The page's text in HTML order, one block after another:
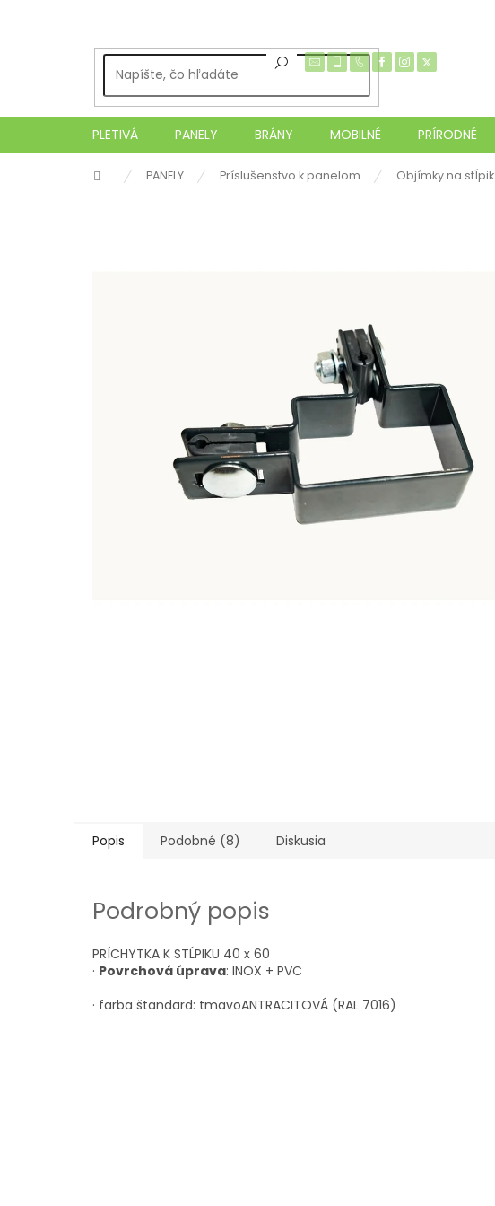
PLETIVÁ PANELY BRÁNY MOBILNÉ PRÍRODNÉ
DomovPANELY Príslušenstvo k panelom Objímky na stĺpik
Popis Podobné (8) Diskusia
Podrobný popis
PRÍCHYTKA K STĹPIKU 40 x 60
· Povrchová úprava: INOX + PVC
· farba štandard: tmavoANTRACITOVÁ (RAL 7016)